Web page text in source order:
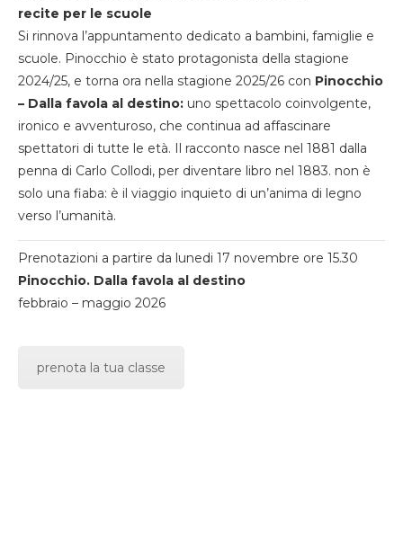
recite per le scuole
Si rinnova l’appuntamento dedicato a bambini, famiglie e
scuole. Pinocchio è stato protagonista della stagione
2024/25, e torna ora nella stagione 2025/26 con Pinocchio
– Dalla favola al destino: uno spettacolo coinvolgente,
ironico e avventuroso, che continua ad affascinare
spettatori di tutte le età. Il racconto nasce nel 1881 dalla
penna di Carlo Collodi, per diventare libro nel 1883. non è
solo una fiaba: è il viaggio inquieto di un’anima di legno
verso l’umanità.
Prenotazioni a partire da lunedi 17 novembre ore 15.30
Pinocchio. Dalla favola al destino
febbraio – maggio 2026
prenota la tua classe